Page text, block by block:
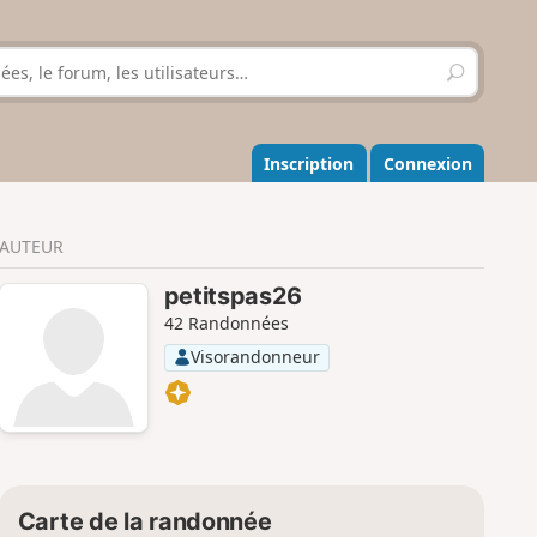
R
e
h
e
r
r
Inscription Connexion
AUTEUR
petitspas26
42 Randonnées
Visorandonneur
Carte de la randonnée